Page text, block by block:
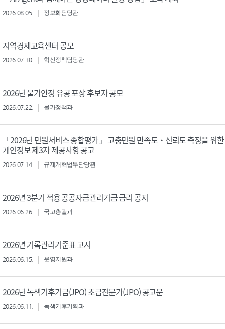
2026.08.05. 정보화담당관
지역경제교육센터 공모
2026.07.30. 혁신정책담당관
2026년 물가안정 유공 포상 후보자 공모
2026.07.22. 물가정책과
「2026년 민원서비스 종합평가」 고충민원 만족도‧신뢰도 측정을 위한
개인정보 제3자 제공사항 공고
2026.07.14. 규제개혁법무담당관
2026년 3분기 적용 공공자금관리기금 금리 공지
2026.06.26. 국고총괄과
2026년 기록관리기준표 고시
2026.06.15. 운영지원과
2026년 녹색기후기금(JPO) 초급전문가(JPO) 공고문
2026.06.11. 녹색기후기획과